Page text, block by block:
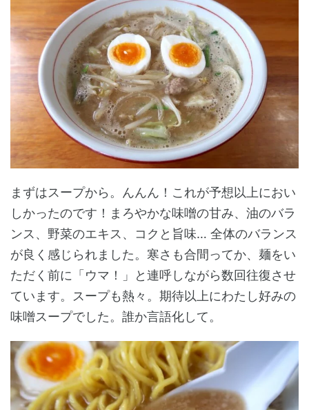
まずはスープから。んんん！これが予想以上におい
しかったのです！まろやかな味噌の甘み、油のバラ
ンス、野菜のエキス、コクと旨味… 全体のバランス
が良く感じられました。寒さも合間ってか、麺をい
ただく前に「ウマ！」と連呼しながら数回往復させ
ています。スープも熱々。期待以上にわたし好みの
味噌スープでした。誰か言語化して。